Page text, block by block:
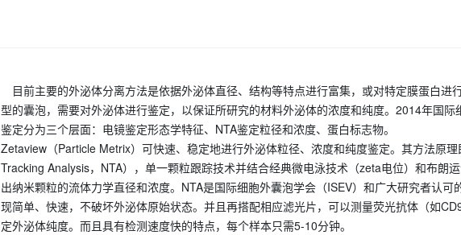
目前主要的外泌体分离方法是依据外泌体直径、结构等特点进行富集，或对特定膜蛋白进
型的囊泡，需要对外泌体进行鉴定，以保证所研究的材料外泌体的浓度和纯度。 2014年国际
鉴定分为三个层面：电镜鉴定形态学特征、 NTA鉴定粒径和浓度、蛋白标志物。
Zetaview （Particle Metrix）可快速、稳定地进行外泌体粒径、浓度和纯度鉴定。其方法原
Tracking Analysis， NTA），单一颗粒跟踪技术并结合经典微电泳技术（zeta电位） 和布朗
出纳米颗粒的流体力学直径和浓度。 NTA是国际细胞外囊泡学会（ISEV）和广大研究者认可
现简单、快速，不破坏外泌体原始状态。并且再搭配相应滤光片，可以测量荧光抗体（如
定外泌体纯度。而且具有检测速度快的特点，每个样本只需5-10分钟。